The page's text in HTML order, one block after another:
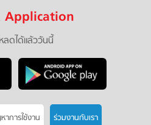
Application
ลดได้แล้ววันนี้
าการใช้งาน ร่วมงานกับเรา